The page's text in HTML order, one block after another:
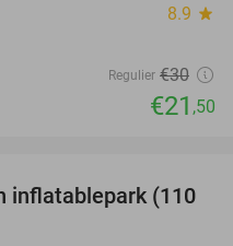
8.9 star
Regulier €30
€21 ,50
40%
inflatablepark (110